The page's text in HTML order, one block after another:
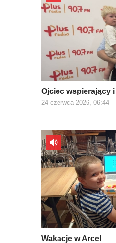
Ojciec wspierający
24 czerwca 2026, 06:44
Wakacje w Arce!